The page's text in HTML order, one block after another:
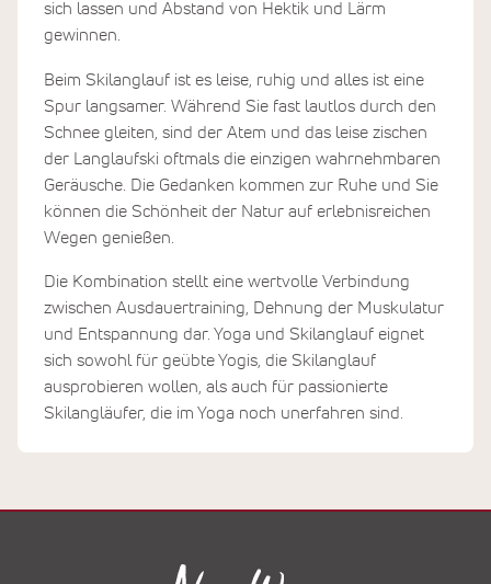
sich lassen und Abstand von Hektik und Lärm
gewinnen.
Beim Skilanglauf ist es leise, ruhig und alles ist eine
Spur langsamer. Während Sie fast lautlos durch den
Schnee gleiten, sind der Atem und das leise zischen
der Langlaufski oftmals die einzigen wahrnehmbaren
Geräusche. Die Gedanken kommen zur Ruhe und Sie
können die Schönheit der Natur auf erlebnisreichen
Wegen genießen.
Die Kombination stellt eine wertvolle Verbindung
zwischen Ausdauertraining, Dehnung der Muskulatur
und Entspannung dar. Yoga und Skilanglauf eignet
sich sowohl für geübte Yogis, die Skilanglauf
ausprobieren wollen, als auch für passionierte
Skilangläufer, die im Yoga noch unerfahren sind.